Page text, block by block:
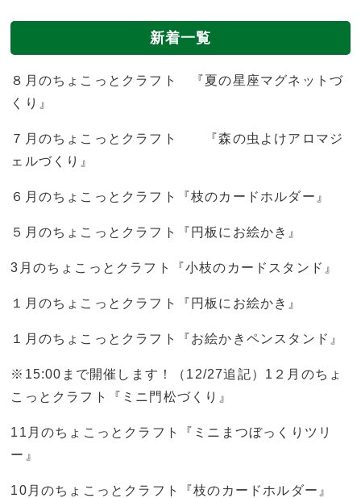
新着一覧
８月のちょこっとクラフト 『夏の星座マグネットづ
くり』
７月のちょこっとクラフト 『森の虫よけアロマジ
ェルづくり』
６月のちょこっとクラフト『枝のカードホルダー』
５月のちょこっとクラフト『円板にお絵かき』
3月のちょこっとクラフト『小枝のカードスタンド』
１月のちょこっとクラフト『円板にお絵かき』
１月のちょこっとクラフト『お絵かきペンスタンド』
※15:00まで開催します！（12/27追記）1２月のちょ
こっとクラフト『ミニ門松づくり』
11月のちょこっとクラフト『ミニまつぼっくりツリ
ー』
10月のちょこっとクラフト『枝のカードホルダー』